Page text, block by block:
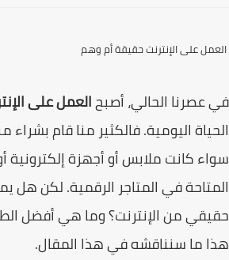
على الإنترنت حقيقة أم وهم
الحالي، أصبحالعمل على
اليومية. فالكثير منا قام بشراء
كانت ملابس أو أجهزة إلكترونية أو
في المتاجر الرقمية. لكن هل
من الإنترنت؟ وما هي أفضل
ما سنناقشه في هذا المقال.